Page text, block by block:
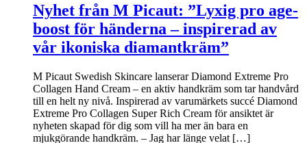
Nyhet från M Picaut: ”Lyxig pro age-
boost för händerna – inspirerad av
vår ikoniska diamantkräm”
M Picaut Swedish Skincare lanserar Diamond Extreme Pro
Collagen Hand Cream – en aktiv handkräm som tar handvård
till en helt ny nivå. Inspirerad av varumärkets succé Diamond
Extreme Pro Collagen Super Rich Cream för ansiktet är
nyheten skapad för dig som vill ha mer än bara en
mjukgörande handkräm. – Jag har länge velat […]